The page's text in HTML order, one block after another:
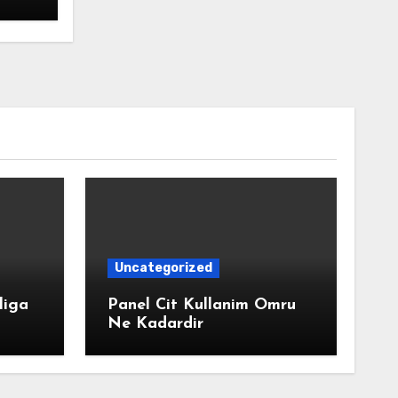
Uncategorized
Panel Cit Kullanim Omru
Ne Kadardir